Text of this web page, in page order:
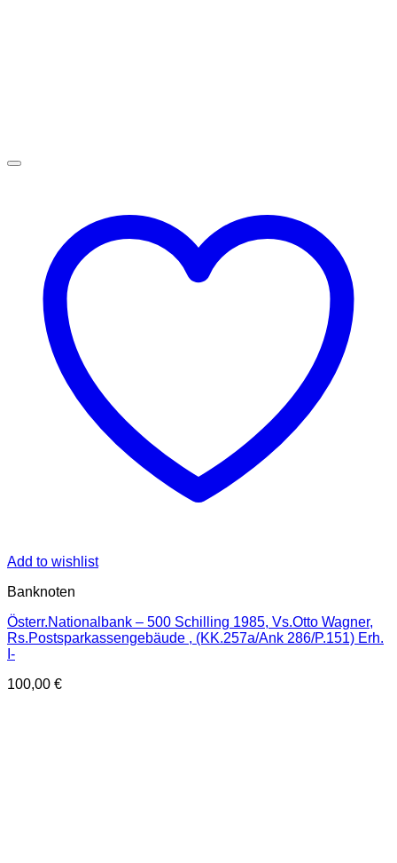
Add to wishlist
Banknoten
Österr.Nationalbank – 500 Schilling 1985, Vs.Otto Wagner,
Rs.Postsparkassengebäude , (KK.257a/Ank 286/P.151) Erh.
I-
100,00 €